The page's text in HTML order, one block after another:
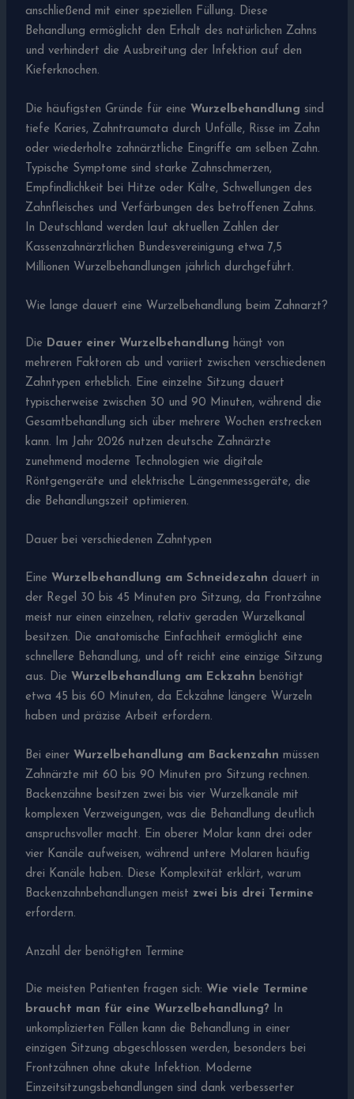
anschließend mit einer speziellen Füllung. Diese
Behandlung ermöglicht den Erhalt des natürlichen Zahns
und verhindert die Ausbreitung der Infektion auf den
Kieferknochen.
Die häufigsten Gründe für eine Wurzelbehandlung sind
tiefe Karies, Zahntraumata durch Unfälle, Risse im Zahn
oder wiederholte zahnärztliche Eingriffe am selben Zahn.
Typische Symptome sind starke Zahnschmerzen,
Empfindlichkeit bei Hitze oder Kälte, Schwellungen des
Zahnfleisches und Verfärbungen des betroffenen Zahns.
In Deutschland werden laut aktuellen Zahlen der
Kassenzahnärztlichen Bundesvereinigung etwa 7,5
Millionen Wurzelbehandlungen jährlich durchgeführt.
Wie lange dauert eine Wurzelbehandlung beim Zahnarzt?
Die Dauer einer Wurzelbehandlung hängt von
mehreren Faktoren ab und variiert zwischen verschiedenen
Zahntypen erheblich. Eine einzelne Sitzung dauert
typischerweise zwischen 30 und 90 Minuten, während die
Gesamtbehandlung sich über mehrere Wochen erstrecken
kann. Im Jahr 2026 nutzen deutsche Zahnärzte
zunehmend moderne Technologien wie digitale
Röntgengeräte und elektrische Längenmessgeräte, die
die Behandlungszeit optimieren.
Dauer bei verschiedenen Zahntypen
Eine Wurzelbehandlung am Schneidezahn dauert in
der Regel 30 bis 45 Minuten pro Sitzung, da Frontzähne
meist nur einen einzelnen, relativ geraden Wurzelkanal
besitzen. Die anatomische Einfachheit ermöglicht eine
schnellere Behandlung, und oft reicht eine einzige Sitzung
aus. Die Wurzelbehandlung am Eckzahn benötigt
etwa 45 bis 60 Minuten, da Eckzähne längere Wurzeln
haben und präzise Arbeit erfordern.
Bei einer Wurzelbehandlung am Backenzahn müssen
Zahnärzte mit 60 bis 90 Minuten pro Sitzung rechnen.
Backenzähne besitzen zwei bis vier Wurzelkanäle mit
komplexen Verzweigungen, was die Behandlung deutlich
anspruchsvoller macht. Ein oberer Molar kann drei oder
vier Kanäle aufweisen, während untere Molaren häufig
drei Kanäle haben. Diese Komplexität erklärt, warum
Backenzahnbehandlungen meist zwei bis drei Termine
erfordern.
Anzahl der benötigten Termine
Die meisten Patienten fragen sich: Wie viele Termine
braucht man für eine Wurzelbehandlung? In
unkomplizierten Fällen kann die Behandlung in einer
einzigen Sitzung abgeschlossen werden, besonders bei
Frontzähnen ohne akute Infektion. Moderne
Einzeitsitzungsbehandlungen sind dank verbesserter